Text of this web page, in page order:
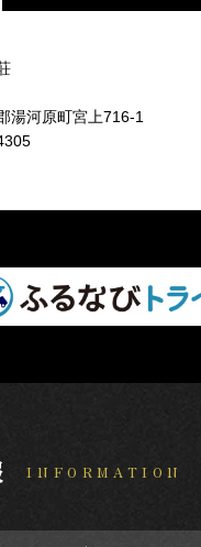
湯河原町宮上716-1
INFORMATION